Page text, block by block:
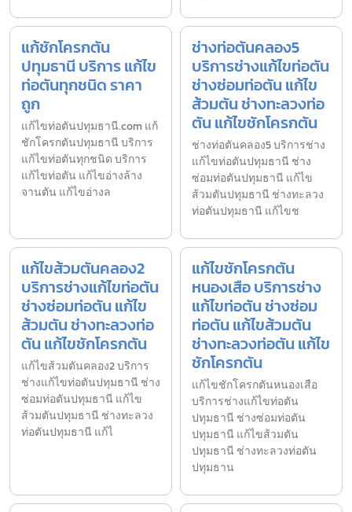
แก้ชักโครกตัน
ปทุมธานี บริการ แก้ไข
ท่อตันทุกชนิด ราคา
ถูก
แก้ไขท่อตันปทุมธานี.com แก้
ชักโครกตันปทุมธานี บริการ
แก้ไขท่อตันทุกชนิด บริการ
แก้ไขท่อตัน แก้ไขอ่างล้าง
จานตัน แก้ไขอ่างล
ช่างท่อตันคลอง5
บริการช่างแก้ไขท่อตัน
ช่างซ่อมท่อตัน แก้ไข
ส้วมตัน ช่างทะลวงท่อ
ตัน แก้ไขชักโครกตัน
ช่างท่อตันคลอง5 บริการช่าง
แก้ไขท่อตันปทุมธานี ช่าง
ซ่อมท่อตันปทุมธานี แก้ไข
ส้วมตันปทุมธานี ช่างทะลวง
ท่อตันปทุมธานี แก้ไขช
แก้ไขส้วมตันคลอง2
บริการช่างแก้ไขท่อตัน
ช่างซ่อมท่อตัน แก้ไข
ส้วมตัน ช่างทะลวงท่อ
ตัน แก้ไขชักโครกตัน
แก้ไขส้วมตันคลอง2 บริการ
ช่างแก้ไขท่อตันปทุมธานี ช่าง
ซ่อมท่อตันปทุมธานี แก้ไข
ส้วมตันปทุมธานี ช่างทะลวง
ท่อตันปทุมธานี แก้ไ
แก้ไขชักโครกตัน
หนองเสือ บริการช่าง
แก้ไขท่อตัน ช่างซ่อม
ท่อตัน แก้ไขส้วมตัน
ช่างทะลวงท่อตัน แก้ไข
ชักโครกตัน
แก้ไขชักโครกตันหนองเสือ
บริการช่างแก้ไขท่อตัน
ปทุมธานี ช่างซ่อมท่อตัน
ปทุมธานี แก้ไขส้วมตัน
ปทุมธานี ช่างทะลวงท่อตัน
ปทุมธาน